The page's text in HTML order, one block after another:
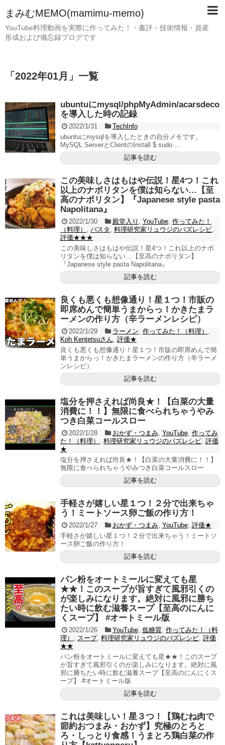
まみむMEMO(mamimu-memo)
YouTube料理動画を実際に作ってみた！・書評・技術情報・資産
形成および備忘録ブログです
「 2022年01月 」 一覧
ubuntuにmysql/phpMyAdmin/acarsdeco
を導入した時の記録
2022/1/31
TechInfo
ubuntuにmysqlを導入したときの自分メモです。
MySQL ServerとClientのInstall $ sudo ...
記事を読む
この美味しさはもはや伝説！星4つ！これ
以上のナポリタンを僕は知らない…【至
高のナポリタン】『Japanese style pasta
Napolitana』
2022/1/30 殿堂入り YouTube, 作ってみた！
（料理）
パスタ 料理研究家リュウジのバズレシピ
評価★★★
この美味しさはもはや伝説！星4つ！これ以上のナポ
リタンを僕は知らない…【至高のナポリタン】
『Japanese style pasta Napolitana』
記事を読む
良くも悪くも想像通り！星１つ！市販の
即席めんで簡単うまからっ！かきたまラ
ーメンの作り方（辛ラーメンレシピ）
2022/1/29 ラーメン 作ってみた！（料理）
Koh Kentetsuさん 評価★
良くも悪くも想像通り！星１つ！市販の即席めんで簡
単うまからっ！かきたまラーメンの作り方（辛ラーメ
ンレシピ）
記事を読む
塩分を押さえれば尚良★！【白菜の大量
消費に！！】無限に食べられちゃうやみ
つき白菜コールスロー
2022/1/28 おかず・つまみ, YouTube, 作ってみ
た！（料理）
料理研究家リュウジのバズレシピ 評価
★
塩分を押さえれば尚良★！【白菜の大量消費に！！】
無限に食べられちゃうやみつき白菜コールスロー
記事を読む
手軽さが嬉しい星１つ！２分で出来ちゃ
う！ミートソース卵ご飯の作り方！
2022/1/27 おかず・つまみ, YouTube, 評価★
手軽さが嬉しい星１つ！２分で出来ちゃう！ミートソ
ース卵ご飯の作り方！
記事を読む
パン粉をオートミールに変えても星
★★！このスープが旨すぎて風邪引くの
が楽しみになります。絶対に風邪に勝ち
たい時に飲む滋養スープ【至高のにんに
くスープ】 #オートミール版
2022/1/26 YouTube, 低糖質, 作ってみた！（料
理）
スープ, 料理研究家リュウジのバズレシピ 評価
★★
パン粉をオートミールに変えても星★★！このスープ
が旨すぎて風邪引くのが楽しみになります。絶対に風
邪に勝ちたい時に飲む滋養スープ【至高のにんにくス
ープ】 #オートミール版
記事を読む
これは美味しい！星３つ！【鶏むね肉で
節約おつまみ・おかず】究極のとろと
ろ・しっとり食感！うまとろ鶏白菜の作